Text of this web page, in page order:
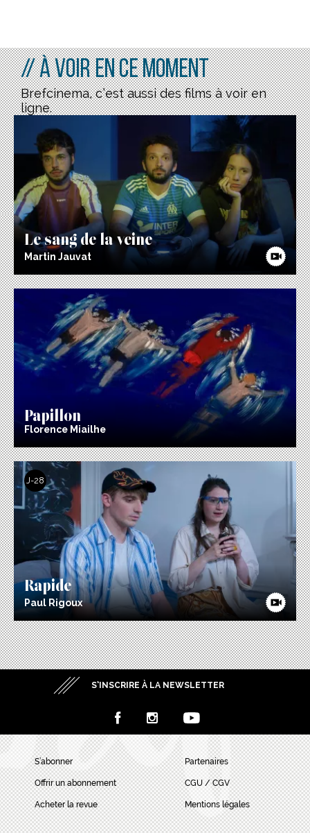
// À voir en ce moment
Brefcinema, c’est aussi des films à voir en
ligne.
Le sang de la veine
Martin Jauvat
Papillon
Florence Miailhe
J-28
Rapide
Paul Rigoux
S’INSCRIRE À LA NEWSLETTER
S’abonner
Offrir un abonnement
Acheter la revue
Partenaires
CGU / CGV
Mentions légales